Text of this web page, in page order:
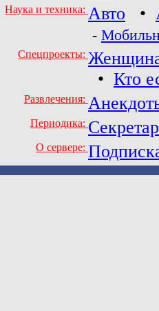
Наука и техника: Авто •
-
Спецпроекты:
• Кто
Развлечения:
Периодика:
О сервере: